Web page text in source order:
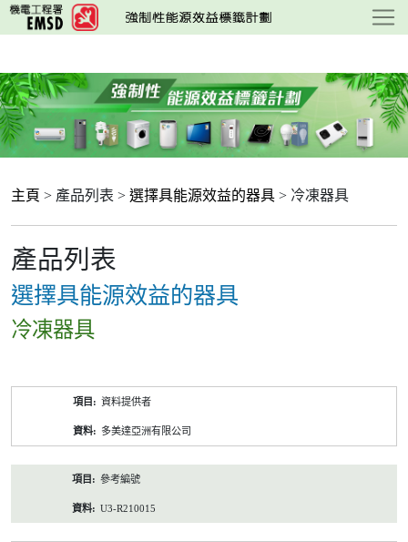
跳
至
要
內
容
主頁 > 產品列表 > 選擇具能源效益的器具 > 冷凍器具
產品列表
選擇具能源效益的器具
冷凍器具
資料提供者
多美達亞洲有限公司
參考編號
U3-R210015